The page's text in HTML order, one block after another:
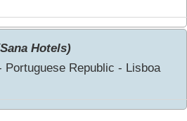
Hotels)
Portuguese Republic - Lisboa